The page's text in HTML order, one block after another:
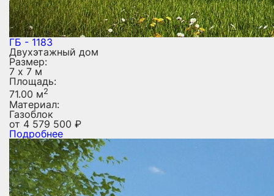
ГБ - 1183
Двухэтажный дом
Размер:
7 х 7 м
Площадь:
71.00 м2
Материал:
Газоблок
от 4 579 500 ₽
Подробнее